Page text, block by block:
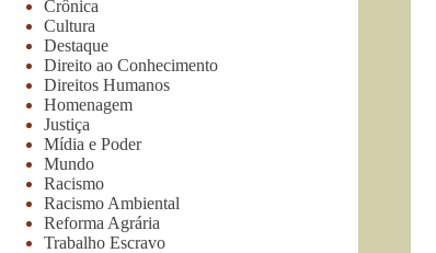
Crônica
Cultura
Destaque
Direito ao Conhecimento
Direitos Humanos
Homenagem
Justiça
Mídia e Poder
Mundo
Racismo
Racismo Ambiental
Reforma Agrária
Trabalho Escravo